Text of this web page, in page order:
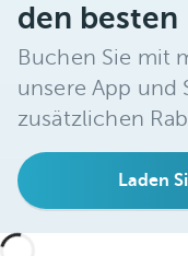
den besten
Buchen Sie mit
unsere App und
zusätzlichen
Laden